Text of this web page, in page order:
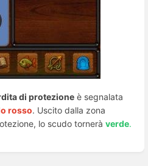
di protezione è segnalata
rosso. Uscito dalla zona
lo scudo tornerà verde.